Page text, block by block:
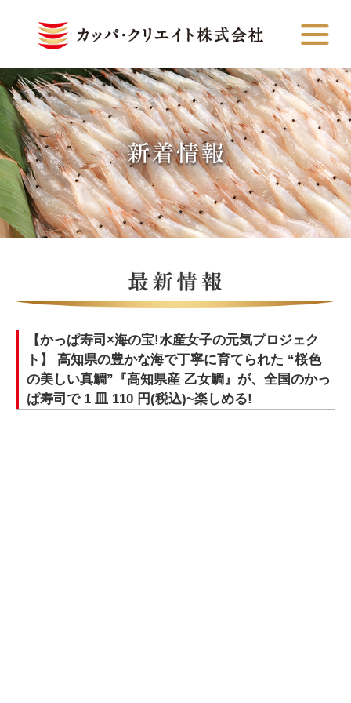
【かっぱ寿司×海の宝!水産女子の元気プロジェク
ト】 高知県の豊かな海で丁寧に育てられた “桜色
の美しい真鯛”『高知県産 乙女鯛』が、全国のかっ
ぱ寿司で 1 皿 110 円(税込)~楽しめる!